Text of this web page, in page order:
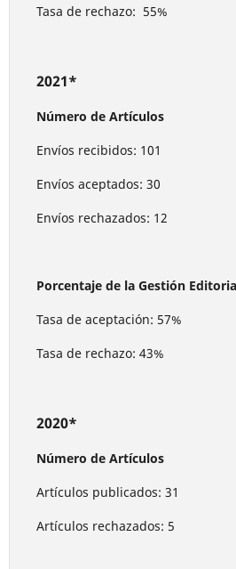
Tasa de rechazo: 55%
2021*
Número de Artículos
Envíos recibidos: 101
Envíos aceptados: 30
Envíos rechazados: 12
Porcentaje de la Gestión
Tasa de aceptación: 57%
Tasa de rechazo: 43%
2020*
Número de Artículos
Artículos publicados: 31
Artículos rechazados: 5